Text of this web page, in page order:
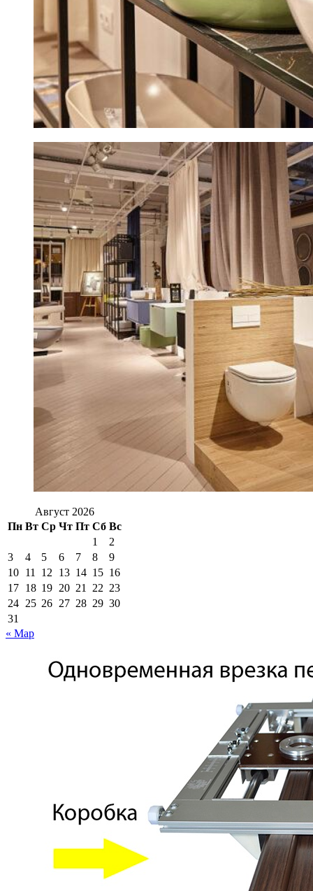
Август 2026
Пн Вт Ср Чт Пт Сб Вс
1
2
3
4 5 6 7 8
9
10 11 12 13 14 15 16
17 18 19 20 21 22 23
24 25 26 27 28 29 30
31
« Мар